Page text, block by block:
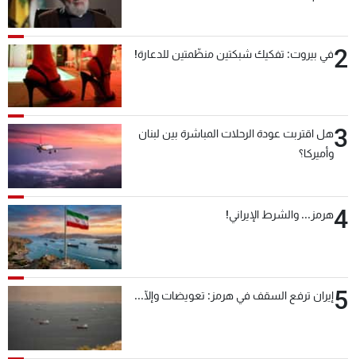
2في بيروت: تفكيك شبكتين منظّمتين للدعارة!
3هل اقتربت عودة الرحلات المباشرة بين لبنان
وأميركا؟
4هرمز... والشرط الإيراني!
5إيران ترفع السقف في هرمز: تعويضات وإلّا...